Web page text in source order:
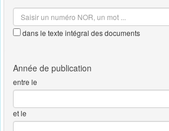
dans le texte intégral des documents
entre le
et le